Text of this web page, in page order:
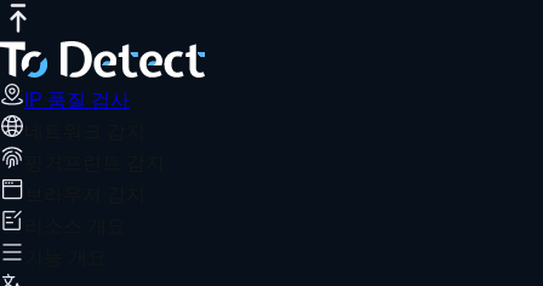
IP 품질 검사
왜 휴대폰 속도가 PC보다 느릴까? 온라
ToDetect Fingerprint 탐지 도구를 사용하면 휴대폰과 컴퓨터
홈
추천 기사
IP 품질 검사